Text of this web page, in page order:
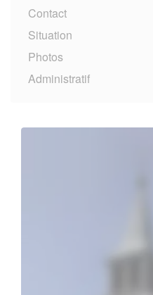
Contact
Situation
Photos
Administratif